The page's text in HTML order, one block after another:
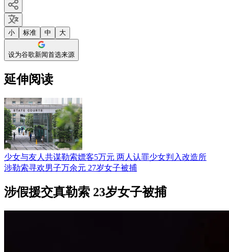
小 标准 中 大
设为谷歌新闻首选来源
延伸阅读
少女与友人共谋勒索嫖客5万元 两人认罪少女判入改造所
涉勒索寻欢男子万余元 27岁女子被捕
涉假援交真勒索 23岁女子被捕